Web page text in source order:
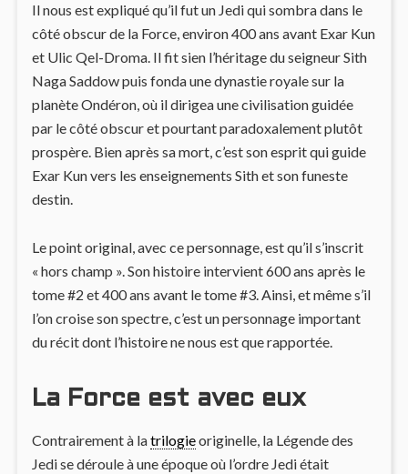
Il nous est expliqué qu’il fut un Jedi qui sombra dans le
côté obscur de la Force, environ 400 ans avant Exar Kun
et Ulic Qel-Droma. Il fit sien l’héritage du seigneur Sith
Naga Saddow puis fonda une dynastie royale sur la
planète Ondéron, où il dirigea une civilisation guidée
par le côté obscur et pourtant paradoxalement plutôt
prospère. Bien après sa mort, c’est son esprit qui guide
Exar Kun vers les enseignements Sith et son funeste
destin.
Le point original, avec ce personnage, est qu’il s’inscrit
« hors champ ». Son histoire intervient 600 ans après le
tome #2 et 400 ans avant le tome #3. Ainsi, et même s’il
l’on croise son spectre, c’est un personnage important
du récit dont l’histoire ne nous est que rapportée.
La Force est avec eux
Contrairement à latrilogieoriginelle, la Légende des
Jedi se déroule à une époque où l’ordre Jedi était